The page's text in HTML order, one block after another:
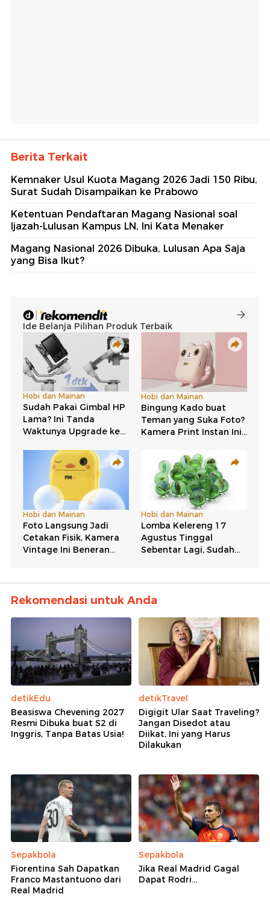
Berita Terkait
Kemnaker Usul Kuota Magang 2026 Jadi 150 Ribu,
Surat Sudah Disampaikan ke Prabowo
Ketentuan Pendaftaran Magang Nasional soal
Ijazah-Lulusan Kampus LN, Ini Kata Menaker
Magang Nasional 2026 Dibuka, Lulusan Apa Saja
yang Bisa Ikut?
Rekomendasi untuk Anda
detikEdu
Beasiswa Chevening 2027
Resmi Dibuka buat S2 di
Inggris, Tanpa Batas Usia!
detikTravel
Digigit Ular Saat Traveling?
Jangan Disedot atau
Diikat, Ini yang Harus
Dilakukan
Sepakbola
Fiorentina Sah Dapatkan
Franco Mastantuono dari
Real Madrid
Sepakbola
Jika Real Madrid Gagal
Dapat Rodri...